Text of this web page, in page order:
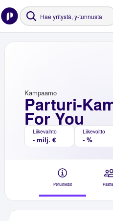
Parturi-
For You
Kampaamo
Liikevaihto
- milj. €
Liikevoitto
- %
Perustiedot